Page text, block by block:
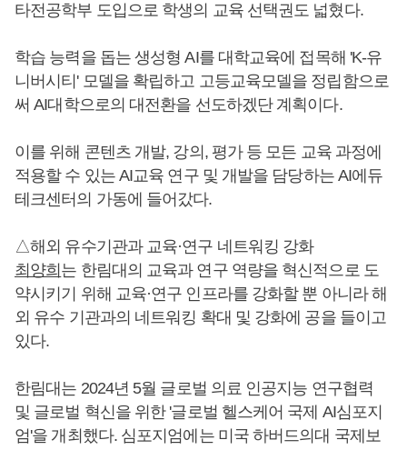
타전공학부 도입으로 학생의 교육 선택권도 넓혔다.
학습 능력을 돕는 생성형 AI를 대학교육에 접목해 'K-유
니버시티' 모델을 확립하고 고등교육모델을 정립함으로
써 AI대학으로의 대전환을 선도하겠단 계획이다.
이를 위해 콘텐츠 개발, 강의, 평가 등 모든 교육 과정에
적용할 수 있는 AI교육 연구 및 개발을 담당하는 AI에듀
테크센터의 가동에 들어갔다.
△해외 유수기관과 교육·연구 네트워킹 강화
최양희 는 한림대의 교육과 연구 역량을 혁신적으로 도
약시키기 위해 교육·연구 인프라를 강화할 뿐 아니라 해
외 유수 기관과의 네트워킹 확대 및 강화에 공을 들이고
있다.
한림대는 2024년 5월 글로벌 의료 인공지능 연구협력
및 글로벌 혁신을 위한 '글로벌 헬스케어 국제 AI심포지
엄'을 개최했다. 심포지엄에는 미국 하버드의대 국제보